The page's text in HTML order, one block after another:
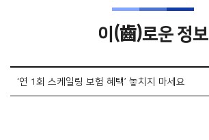
이 (齒)로운 정보
‘연 1회 스케일링 보험 혜택’ 놓치지 마세요